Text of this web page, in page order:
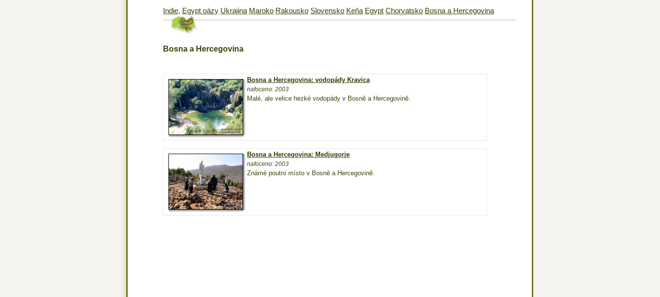
Indie, Egypt oázy Ukrajina Maroko Rakousko Slovensko Keňa Egypt Chorvatsko Bosna a Hercegovina
Bosna a Hercegovina
Bosna a Hercegovina: vodopády Kravica
nafoceno: 2003
Malé, ale velice hezké vodopády v Bosně a Hercegovině.
Bosna a Hercegovina: Medjugorje
nafoceno: 2003
Známé poutní místo v Bosně a Hercegovině.